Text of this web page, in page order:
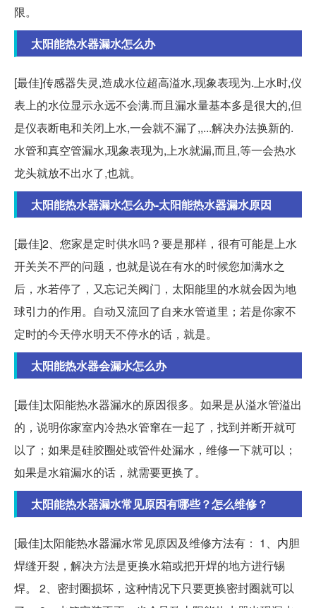
限。
太阳能热水器漏水怎么办
[最佳]传感器失灵,造成水位超高溢水,现象表现为.上水时,仪
表上的水位显示永远不会满.而且漏水量基本多是很大的,但
是仪表断电和关闭上水,一会就不漏了,,...解决办法换新的.
水管和真空管漏水,现象表现为,上水就漏,而且,等一会热水
龙头就放不出水了,也就。
太阳能热水器漏水怎么办-太阳能热水器漏水原因
[最佳]2、您家是定时供水吗？要是那样，很有可能是上水
开关关不严的问题，也就是说在有水的时候您加满水之
后，水若停了，又忘记关阀门，太阳能里的水就会因为地
球引力的作用。自动又流回了自来水管道里；若是你家不
定时的今天停水明天不停水的话，就是。
太阳能热水器会漏水怎么办
[最佳]太阳能热水器漏水的原因很多。如果是从溢水管溢出
的，说明你家室内冷热水管窜在一起了，找到并断开就可
以了；如果是硅胶圈处或管件处漏水，维修一下就可以；
如果是水箱漏水的话，就需要更换了。
太阳能热水器漏水常见原因有哪些？怎么维修？
[最佳]太阳能热水器漏水常见原因及维修方法有： 1、内胆
焊缝开裂，解决方法是更换水箱或把开焊的地方进行锡
焊。 2、密封圈损坏，这种情况下只要更换密封圈就可以